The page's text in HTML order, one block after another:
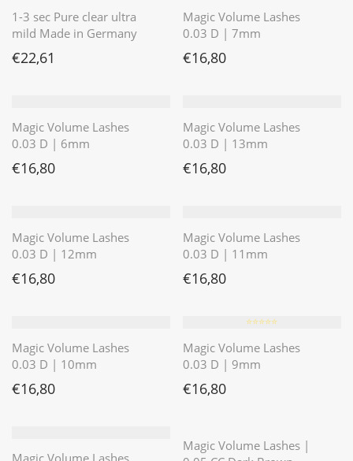
1-3 sec Pure clear ultra
mild Made in Germany
€22,61
Magic Volume Lashes
0.03 D | 7mm
€16,80
Magic Volume Lashes
0.03 D | 6mm
€16,80
Magic Volume Lashes
0.03 D | 13mm
€16,80
Magic Volume Lashes
0.03 D | 12mm
€16,80
Magic Volume Lashes
0.03 D | 11mm
€16,80
Magic Volume Lashes
0.03 D | 10mm
€16,80
⭐️⭐️⭐️⭐️⭐️
Magic Volume Lashes
0.03 D | 9mm
€16,80
Magic Volume Lashes
Magic Volume Lashes |